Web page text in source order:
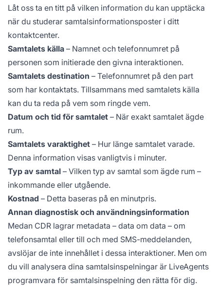
Låt oss ta en titt på vilken information du kan upptäcka
när du studerar samtalsinformationsposter i ditt
kontaktcenter.
Samtalets källa – Namnet och telefonnumret på
personen som initierade den givna interaktionen.
Samtalets destination – Telefonnumret på den part
som har kontaktats. Tillsammans med samtalets källa
kan du ta reda på vem som ringde vem.
Datum och tid för samtalet – När exakt samtalet ägde
rum.
Samtalets varaktighet – Hur länge samtalet varade.
Denna information visas vanligtvis i minuter.
Typ av samtal – Vilken typ av samtal som ägde rum –
inkommande eller utgående.
Kostnad – Detta baseras på en minutpris.
Annan diagnostisk och användningsinformation
Medan CDR lagrar metadata – data om data – om
telefonsamtal eller till och med SMS-meddelanden,
avslöjar de inte innehållet i dessa interaktioner. Men om
du vill analysera dina samtalsinspelningar är LiveAgents
programvara för samtalsinspelning den rätta för dig.